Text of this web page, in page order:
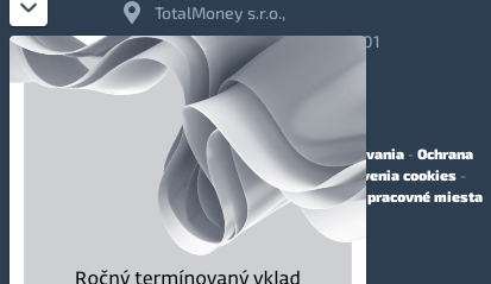
TotalMoney s.r.o.,
Levočská 866, Poprad, 058 01
-Reklama- Podmienky používania - Ochrana
osobných údajov-Cookies Nastavenia cookies -
Finančné sprostredkovanie-Voľné pracovné miesta
Affiliate - partnerský program